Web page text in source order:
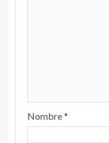
Nombre*